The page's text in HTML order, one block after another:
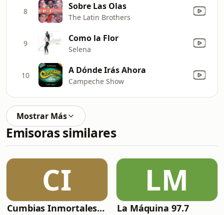
8 Sobre Las Olas
The Latin Brothers
9 Como la Flor
Selena
10 A Dónde Irás Ahora
Campeche Show
Mostrar Más
Emisoras similares
CI
Cumbias Inmortales Radio
LM
La Máquina 97.7